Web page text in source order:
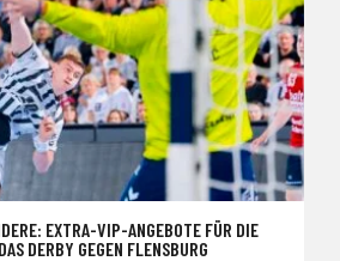
EXTRA-VIP-ANGEBOTE FÜR DIE
DERBY GEGEN FLENSBURG